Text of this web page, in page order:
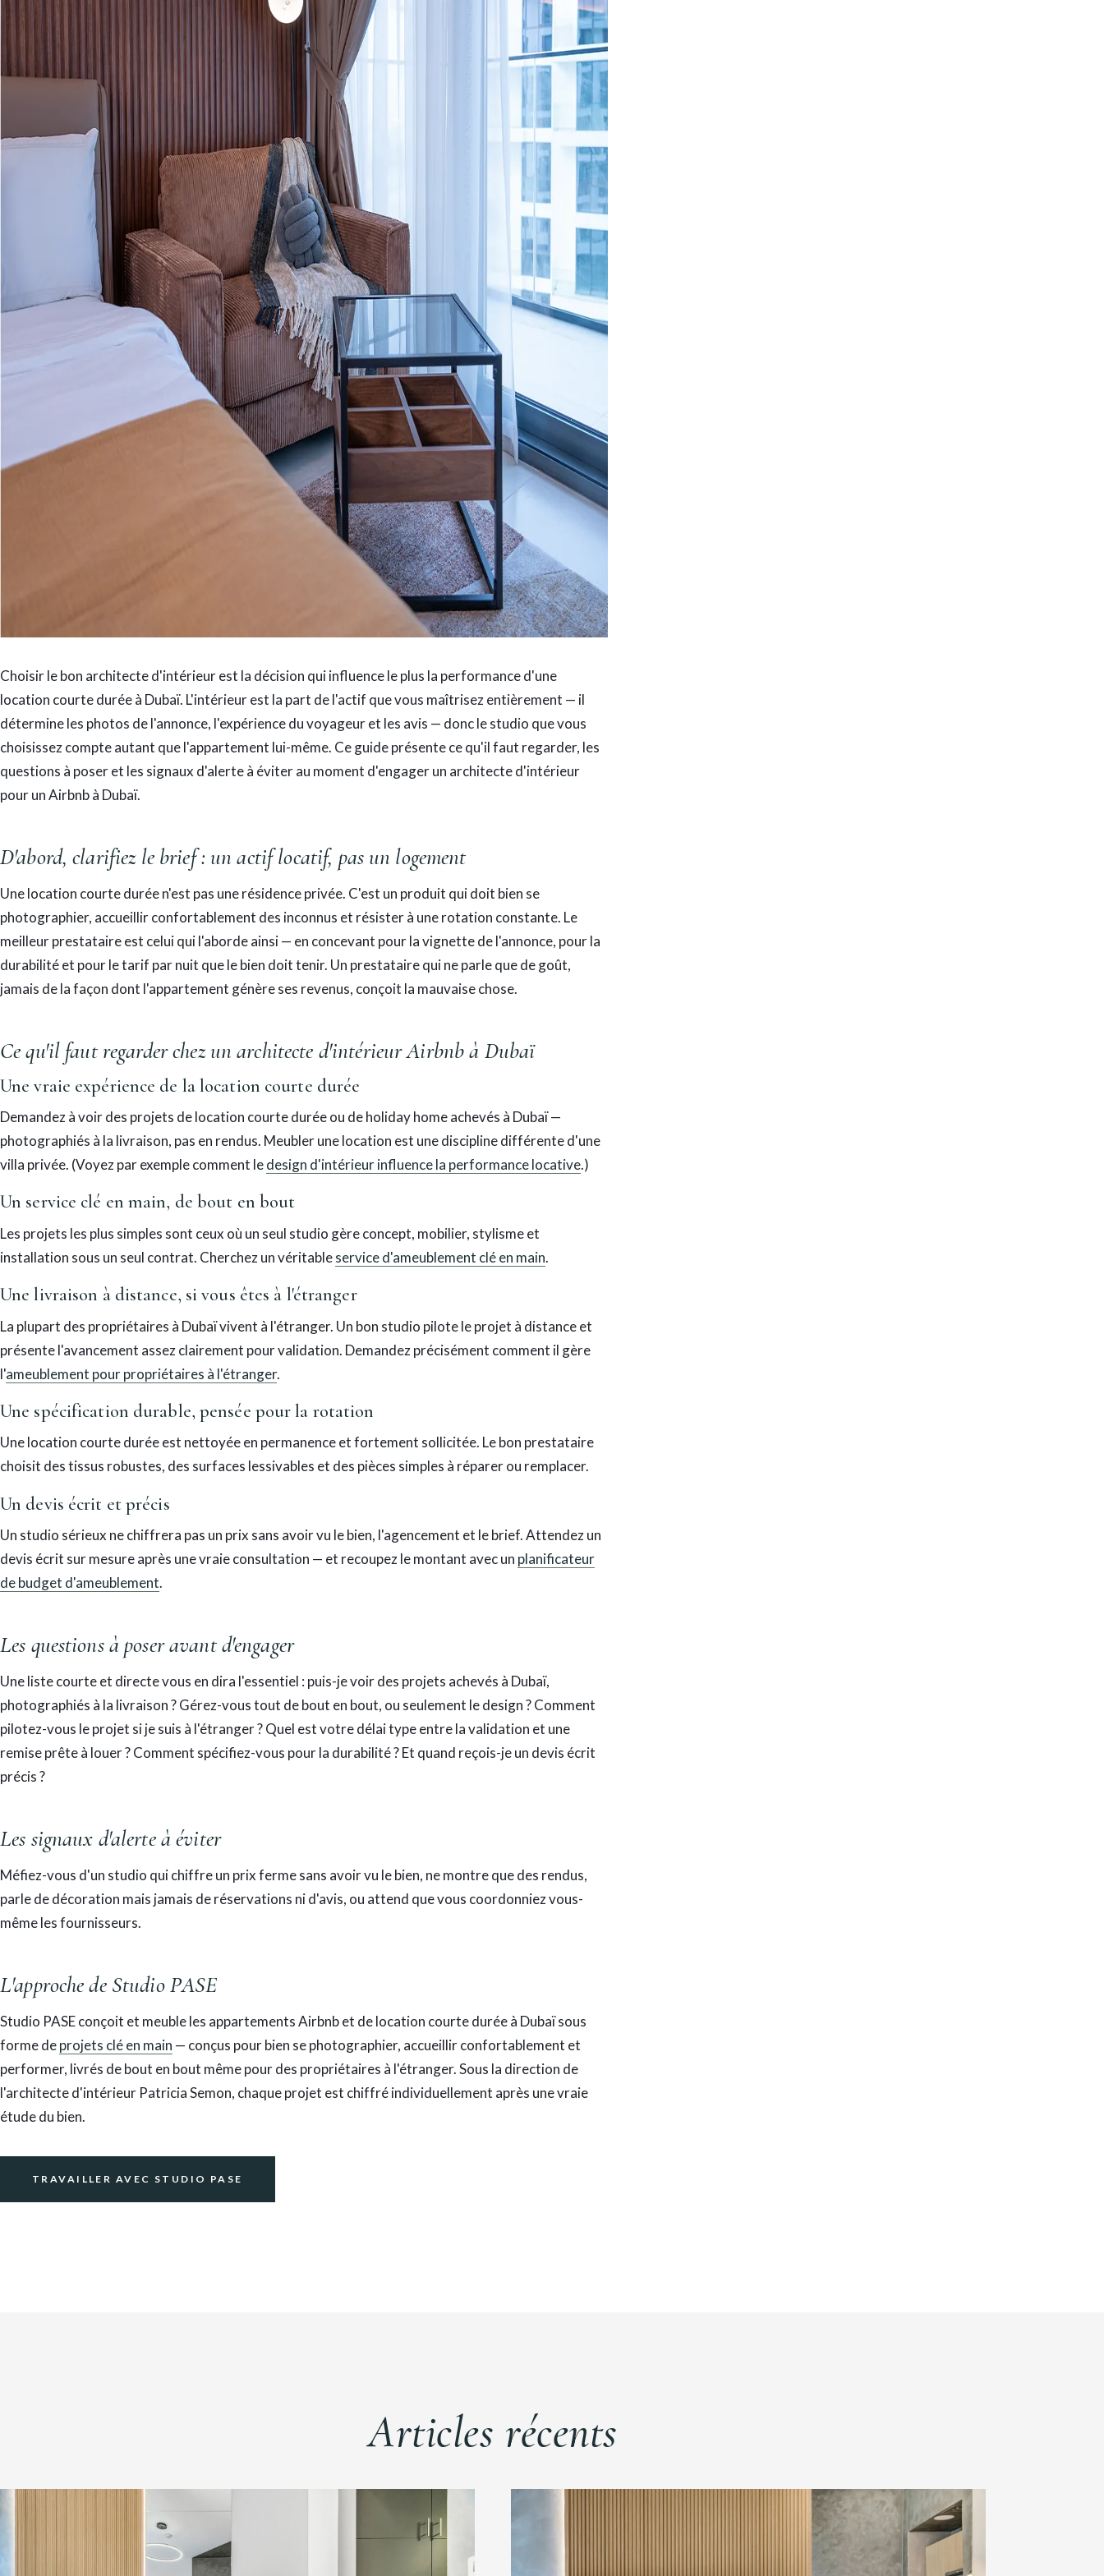
Choisir le bon architecte d'intérieur est la décision qui influence le plus la performance d'une
location courte durée à Dubaï. L'intérieur est la part de l'actif que vous maîtrisez entièrement — il
détermine les photos de l'annonce, l'expérience du voyageur et les avis — donc le studio que vous
choisissez compte autant que l'appartement lui-même. Ce guide présente ce qu'il faut regarder, les
questions à poser et les signaux d'alerte à éviter au moment d'engager un architecte d'intérieur
pour un Airbnb à Dubaï.
D'abord, clarifiez le brief : un actif locatif, pas un logement
Une location courte durée n'est pas une résidence privée. C'est un produit qui doit bien se
photographier, accueillir confortablement des inconnus et résister à une rotation constante. Le
meilleur prestataire est celui qui l'aborde ainsi — en concevant pour la vignette de l'annonce, pour la
durabilité et pour le tarif par nuit que le bien doit tenir. Un prestataire qui ne parle que de goût,
jamais de la façon dont l'appartement génère ses revenus, conçoit la mauvaise chose.
Ce qu'il faut regarder chez un architecte d'intérieur Airbnb à Dubaï
Une vraie expérience de la location courte durée
Demandez à voir des projets de location courte durée ou de holiday home achevés à Dubaï —
photographiés à la livraison, pas en rendus. Meubler une location est une discipline différente d'une
villa privée. (Voyez par exemple comment ledesign d'intérieur influence la performance locative.)
Un service clé en main, de bout en bout
Les projets les plus simples sont ceux où un seul studio gère concept, mobilier, stylisme et
installation sous un seul contrat. Cherchez un véritableservice d'ameublement clé en main.
Une livraison à distance, si vous êtes à l'étranger
La plupart des propriétaires à Dubaï vivent à l'étranger. Un bon studio pilote le projet à distance et
présente l'avancement assez clairement pour validation. Demandez précisément comment il gère
l'ameublement pour propriétaires à l'étranger.
Une spécification durable, pensée pour la rotation
Une location courte durée est nettoyée en permanence et fortement sollicitée. Le bon prestataire
choisit des tissus robustes, des surfaces lessivables et des pièces simples à réparer ou remplacer.
Un devis écrit et précis
Un studio sérieux ne chiffrera pas un prix sans avoir vu le bien, l'agencement et le brief. Attendez un
devis écrit sur mesure après une vraie consultation — et recoupez le montant avec un planificateur
de budget d'ameublement.
Les questions à poser avant d'engager
Une liste courte et directe vous en dira l'essentiel : puis-je voir des projets achevés à Dubaï,
photographiés à la livraison ? Gérez-vous tout de bout en bout, ou seulement le design ? Comment
pilotez-vous le projet si je suis à l'étranger ? Quel est votre délai type entre la validation et une
remise prête à louer ? Comment spécifiez-vous pour la durabilité ? Et quand reçois-je un devis écrit
précis ?
Les signaux d'alerte à éviter
Méfiez-vous d'un studio qui chiffre un prix ferme sans avoir vu le bien, ne montre que des rendus,
parle de décoration mais jamais de réservations ni d'avis, ou attend que vous coordonniez vous-
même les fournisseurs.
L'approche de Studio PASE
Studio PASE conçoit et meuble les appartements Airbnb et de location courte durée à Dubaï sous
forme deprojets clé en main — conçus pour bien se photographier, accueillir confortablement et
performer, livrés de bout en bout même pour des propriétaires à l'étranger. Sous la direction de
l'architecte d'intérieur Patricia Semon, chaque projet est chiffré individuellement après une vraie
étude du bien.
TRAVAILLER AVEC STUDIO PASE
Articles récents